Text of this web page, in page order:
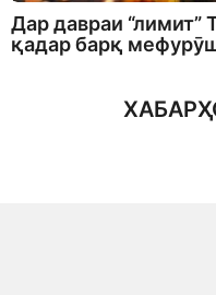
Дар давраи “лимит”
қадар барқ